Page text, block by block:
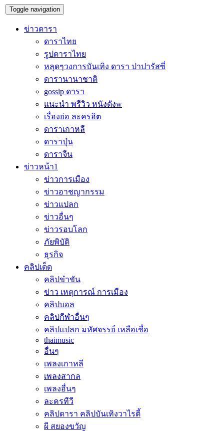
Toggle navigation
ข่าวดารา
ดาราไทย
รูปดาราไทย
หลุดๆวงการบันเทิง ดารา ปาปารัสซี่
ดารานานาชาติ
gossip ดารา
แนะนำ พรีวิว หนังดังw
เรื่องย่อ ละครฮิต
ดาราเกาหลี
ดาราปุ่น
ดาราจีน
ข่าวหน้า1
ข่าวการเมือง
ข่าวอาชญากรรม
ข่าวแปลก
ข่าวอื่นๆ
ข่าวรอบโลก
ภัยพิบัติ
ธุรกิจ
คลิปเด็ด
คลิปขำขัน
ข่าว เหตุการณ์ การเมือง
คลิปบอล
คลิปกีฬาอื่นๆ
คลิปแปลก มหัศจรรย์ เหลือเชื่อ
thaimusic
อื่นๆ
เพลงเกาหลี
เพลงสากล
เพลงอื่นๆ
ละครทีวี
คลิปดารา คลิปบันเทิงวาไรตี้
ผี สยองขวัญ